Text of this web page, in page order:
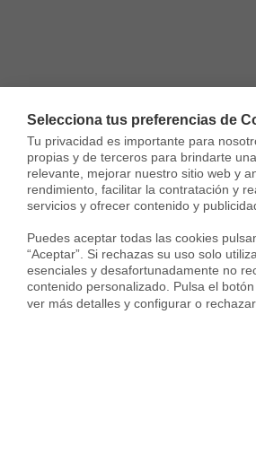
Selecciona tus preferencias de
Tu privacidad es importante para
propias y de terceros para brindarte
relevante, mejorar nuestro sitio web y
rendimiento, facilitar la contratación y
servicios y ofrecer contenido y
Puedes aceptar todas las cookies
“Aceptar”. Si rechazas su uso solo
esenciales y desafortunadamente no
contenido personalizado. Pulsa el botón
ver más detalles y configurar o rechazar